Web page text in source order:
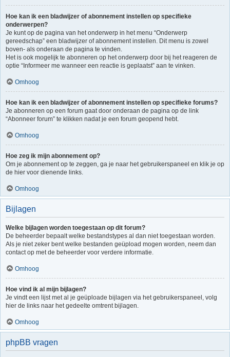
Hoe kan ik een bladwijzer of abonnement instellen op specifieke
onderwerpen?
Je kunt op de pagina van het onderwerp in het menu “Onderwerp
gereedschap” een bladwijzer of abonnement instellen. Dit menu is zowel
boven- als onderaan de pagina te vinden.
Het is ook mogelijk te abonneren op het onderwerp door bij het reageren de
optie “Informeer me wanneer een reactie is geplaatst” aan te vinken.
Omhoog
Hoe kan ik een bladwijzer of abonnement instellen op specifieke forums?
Je abonneren op een forum gaat door onderaan de pagina op de link
“Abonneer forum” te klikken nadat je een forum geopend hebt.
Omhoog
Hoe zeg ik mijn abonnement op?
Om je abonnement op te zeggen, ga je naar het gebruikerspaneel en klik je op
de hier voor dienende links.
Omhoog
Bijlagen
Welke bijlagen worden toegestaan op dit forum?
De beheerder bepaalt welke bestandstypes al dan niet toegestaan worden.
Als je niet zeker bent welke bestanden geüpload mogen worden, neem dan
contact op met de beheerder voor verdere informatie.
Omhoog
Hoe vind ik al mijn bijlagen?
Je vindt een lijst met al je geüploade bijlagen via het gebruikerspaneel, volg
hier de links naar het gedeelte omtrent bijlagen.
Omhoog
phpBB vragen